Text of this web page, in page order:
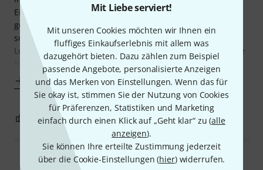
Mit Liebe serviert!
Mit unseren Cookies möchten wir Ihnen ein
fluffiges Einkaufserlebnis mit allem was
dazugehört bieten. Dazu zählen zum Beispiel
passende Angebote, personalisierte Anzeigen
und das Merken von Einstellungen. Wenn das für
Sie okay ist, stimmen Sie der Nutzung von Cookies
für Präferenzen, Statistiken und Marketing
einfach durch einen Klick auf „Geht klar“ zu (alle
anzeigen).
Sie können Ihre erteilte Zustimmung jederzeit
über die Cookie-Einstellungen (hier) widerrufen.
Ein Mitarbeiter hat mir dann aber abgeraten nicht das
günstigste Instrument von diesem Herrsteller zu kaufen,
sondern schon die Besseren.
Leider konnte Thomann keine Braguinha auftreiben, da die
NAchfrage einfach nicht
Mehr anzeigen
0 BEWERTUNG MELDEN
Alle Bewertungen lesen